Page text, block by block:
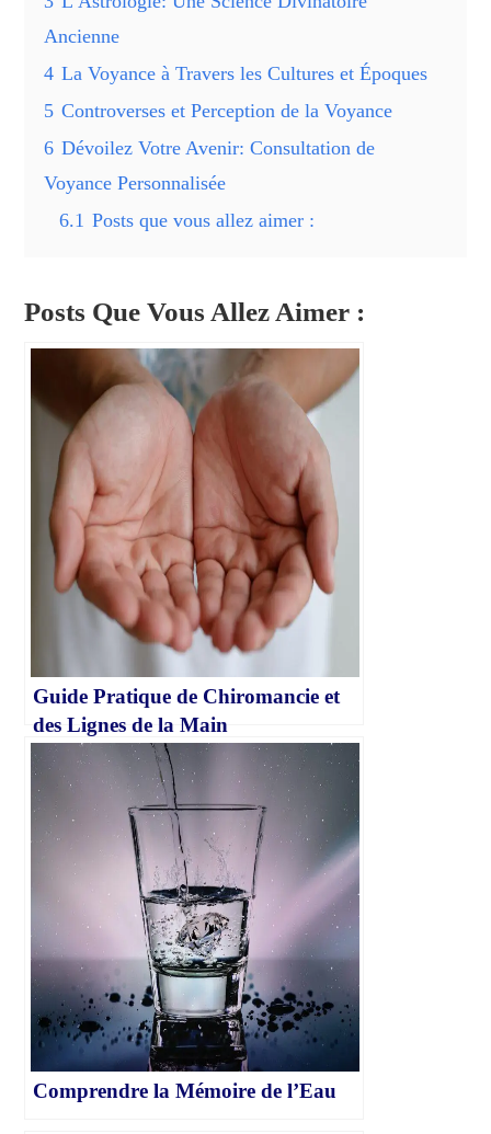
Ancienne
4 La Voyance à Travers les Cultures et Époques
5 Controverses et Perception de la Voyance
6 Dévoilez Votre Avenir: Consultation de
Voyance Personnalisée
6.1 Posts que vous allez aimer :
Posts Que Vous Allez Aimer :
Guide Pratique de Chiromancie et
des Lignes de la Main
Comprendre la Mémoire de l’Eau